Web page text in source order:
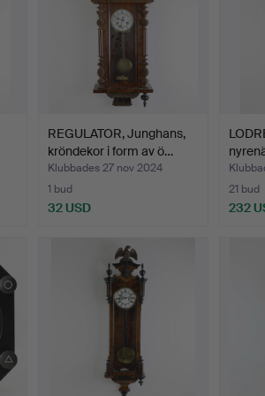
REGULATOR, Junghans,
kröndekor i form av ö…
Klubbades 27 nov 2024
1 bud
32 USD
21 bud
232